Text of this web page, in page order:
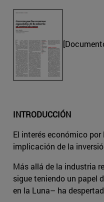
INTRODUCCIÓN
El interés económico
implicación de la
Más allá de la industria
sigue teniendo un papel
en la Luna– ha